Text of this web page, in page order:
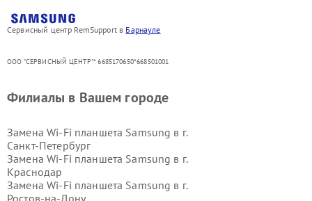
Сервисный центр RemSupport в Барнауле
ООО "СЕРВИСНЫЙ ЦЕНТР"* 6685170650*668501001
Филиалы в Вашем городе
Замена Wi-Fi планшета Samsung в г.
Санкт-Петербург
Замена Wi-Fi планшета Samsung в г.
Краснодар
Замена Wi-Fi планшета Samsung в г.
Ростов-на-Дону